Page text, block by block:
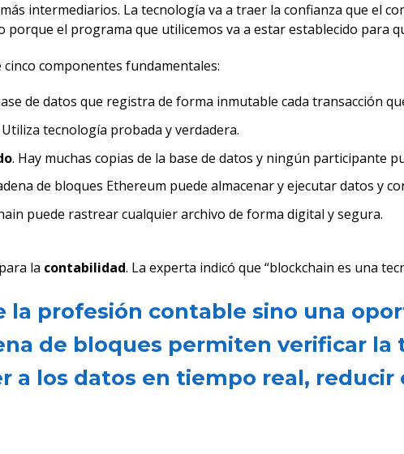
intermediarios. La tecnología va a traer la confianza que el
porque el programa que utilicemos va a estar establecido para
componentes fundamentales:
de datos que registra de forma inmutable cada transacción
Utiliza tecnología probada y verdadera.
. Hay muchas copias de la base de datos y ningún participante
de bloques Ethereum puede almacenar y ejecutar datos y
puede rastrear cualquier archivo de forma digital y segura.
para la contabilidad. La experta indicó que “blockchain es una
la profesión contable sino una
de bloques permiten verificar la
a los datos en tiempo real,